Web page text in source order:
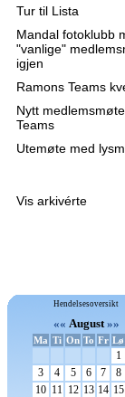
Tur til Lista
Mandal fotoklubb
"vanlige"
igjen
Ramons Teams
Nytt
Teams
Utemøte med
Vis arkivérte
Hendelsesoversikt
«« August»»
Ma Ti On To Fr Lø
1
3
4 5 6 7 8
10 11 12 13 14 15